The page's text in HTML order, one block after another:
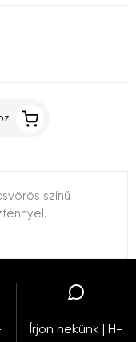
színű
Írjon nekünk | H-